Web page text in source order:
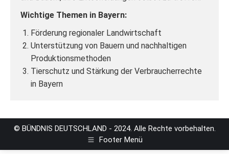
Wichtige Themen in Bayern:
Förderung regionaler Landwirtschaft
Unterstützung von Bauern und nachhaltigen
Produktionsmethoden
Tierschutz und Stärkung der Verbraucherrechte
in Bayern
© BÜNDNIS DEUTSCHLAND - 2024. Alle Rechte vorbehalten.
Footer Menü